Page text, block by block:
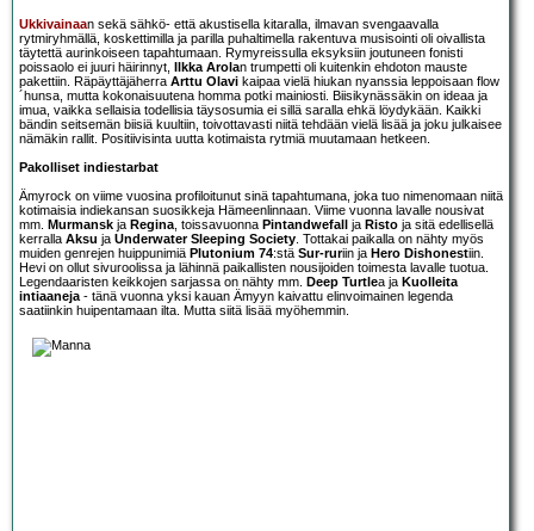
Ukkivainaan sekä sähkö- että akustisella kitaralla, ilmavan svengaavalla
rytmiryhmällä, koskettimilla ja parilla puhaltimella rakentuva musisointi oli oivallista
täytettä aurinkoiseen tapahtumaan. Rymyreissulla eksyksiin joutuneen fonisti
poissaolo ei juuri häirinnyt,
Ilkka Arolan trumpetti oli kuitenkin ehdoton mauste
pakettiin. Räpäyttäjäherra Arttu Olavi kaipaa vielä hiukan nyanssia leppoisaan flow
´hunsa, mutta kokonaisuutena homma potki mainiosti. Biisikynässäkin on ideaa ja
imua, vaikka sellaisia todellisia täysosumia ei sillä saralla ehkä löydykään. Kaikki
bändin seitsemän biisiä kuultiin, toivottavasti niitä tehdään vielä lisää ja joku julkaisee
nämäkin rallit. Positiivisinta uutta kotimaista rytmiä muutamaan hetkeen.
Pakolliset indiestarbat
Ämyrock on viime vuosina profiloitunut sinä tapahtumana, joka tuo nimenomaan niitä
kotimaisia indiekansan suosikkeja Hämeenlinnaan. Viime vuonna lavalle nousivat
mm. Murmansk ja Regina, toissavuonna Pintandwefall ja Risto ja sitä edellisellä
kerralla Aksu ja Underwater Sleeping Society. Tottakai paikalla on nähty myös
muiden genrejen huippunimiä Plutonium 74:stä Sur-ruriin ja Hero Dishonestiin.
Hevi on ollut sivuroolissa ja lähinnä paikallisten nousijoiden toimesta lavalle tuotua.
Legendaaristen keikkojen sarjassa on nähty mm. Deep Turtlea ja Kuolleita
intiaaneja- tänä vuonna yksi kauan Ämyyn kaivattu elinvoimainen legenda
saatiinkin huipentamaan ilta. Mutta siitä lisää myöhemmin.